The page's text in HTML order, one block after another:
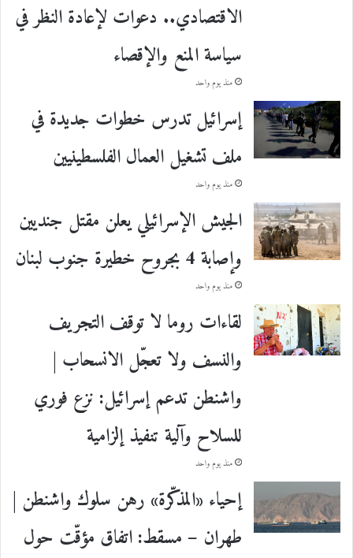
الاقتصادي.. دعوات لإعادة النظر في
سياسة المنع والإقصاء
منذ يوم واحد
إسرائيل تدرس خطوات جديدة في
ملف تشغيل العمال الفلسطينيين
منذ يوم واحد
الجيش الإسرائيلي يعلن مقتل جنديين
وإصابة 4 بجروح خطيرة جنوب لبنان
منذ يوم واحد
لقاءات روما لا توقف التجريف
والنسف ولا تعجّل الانسحاب |
واشنطن تدعم إسرائيل: نزع فوري
للسلاح وآلية تنفيذ إلزامية
منذ يوم واحد
إحياء «المذكّرة» رهن سلوك واشنطن |
طهران – مسقط: اتفاق مؤقّت حول